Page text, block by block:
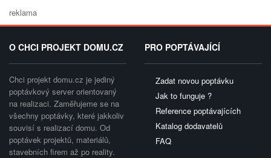
reklama
O CHCI PROJEKT DOMU.CZ
Chci projekt domu.cz je jediný
poptávkový server orientovaný
na realizaci. Zaměřujeme se na
všechny poptávky, které jakkoliv
souvisí s realizací domu. Od
poptávek projektů, materiálů,
stavebních firem až po reality.
PRO POPTÁVAJÍCÍ
Zadat novou poptávku
Jak to funguje ?
Reference poptávajících
Katalog dodavatelů
FAQ